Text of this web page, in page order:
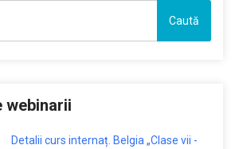
webinarii
Detalii curs internaț. Belgia „Clase vii -